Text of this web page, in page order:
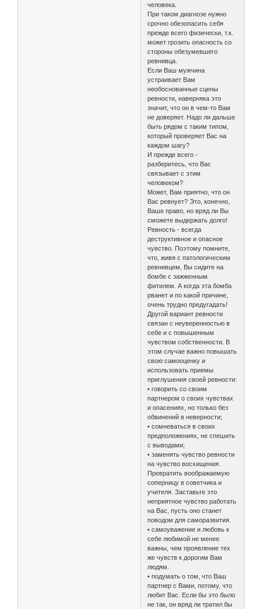
человека.
При таком диагнозе нужно
срочно обезопасить себя
прежде всего физически, т.к.
может грозить опасность со
стороны обезумевшего
ревнивца.
Если Ваш мужчина
устраивает Вам
необоснованные сцены
ревности, наверняка это
значит, что он в чем-то Вам
не доверяет. Надо ли дальше
быть рядом с таким типом,
который проверяет Вас на
каждом шагу?
И прежде всего -
разберитесь, что Вас
связывает с этим
человеком?
Может, Вам приятно, что он
Вас ревнует? Это, конечно,
Ваше право, но вряд ли Вы
сможете выдержать долго!
Ревность - всегда
деструктивное и опасное
чувство. Поэтому помните,
что, живя с патологическим
ревнивцем, Вы сидите на
бомбе с зажженным
фитилем. А когда эта бомба
рванет и по какой причине,
очень трудно предугадать!
Другой вариант ревности
связан с неуверенностью в
себе и с повышенным
чувством собственности. В
этом случае важно повышать
свою самооценку и
использовать приемы
приглушения своей ревности:
• говорить со своим
партнером о своих чувствах
и опасениях, но только без
обвинений в неверности;
• сомневаться в своих
предположениях, не спешить
с выводами;
• заменять чувство ревности
на чувство восхищения.
Превратить воображаемую
соперницу в советчика и
учителя. Заставьте это
неприятное чувство работать
на Вас, пусть оно станет
поводом для саморазвития.
• самоуважение и любовь к
себе любимой не менее
важны, чем проявление тех
же чувств к дорогим Вам
людям.
• подумать о том, что Ваш
партнер с Вами, потому, что
любит Вас. Если бы это было
не так, он вряд ли тратил бы